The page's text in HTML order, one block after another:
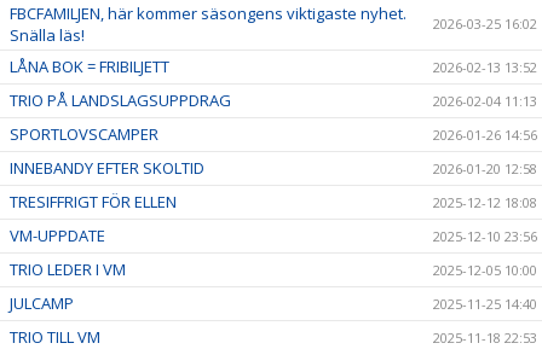
FBCFAMILJEN, här kommer säsongens viktigaste nyhet.
Snälla läs!
2026-03-25 16:02
LÅNA BOK = FRIBILJETT 2026-02-13 13:52
TRIO PÅ LANDSLAGSUPPDRAG 2026-02-04 11:13
SPORTLOVSCAMPER 2026-01-26 14:56
INNEBANDY EFTER SKOLTID 2026-01-20 12:58
TRESIFFRIGT FÖR ELLEN 2025-12-12 18:08
VM-UPPDATE 2025-12-10 23:56
TRIO LEDER I VM 2025-12-05 10:00
JULCAMP 2025-11-25 14:40
TRIO TILL VM 2025-11-18 22:53